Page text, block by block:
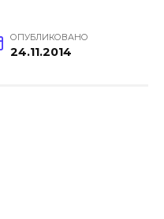
ОПУБЛИКОВАНО
24.11.2014